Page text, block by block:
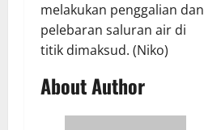
melakukan penggalian dan
pelebaran saluran air di
titik dimaksud. (Niko)
About Author